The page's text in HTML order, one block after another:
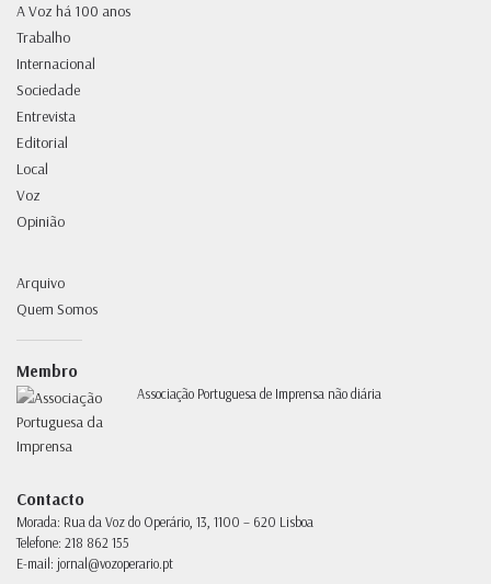
A Voz há 100 anos
Trabalho
Internacional
Sociedade
Entrevista
Editorial
Local
Voz
Opinião
Arquivo
Quem Somos
Membro
Associação Portuguesa de Imprensa não diária
Contacto
Morada: Rua da Voz do Operário, 13, 1100 – 620 Lisboa
Telefone: 218 862 155
E-mail: jornal@vozoperario.pt